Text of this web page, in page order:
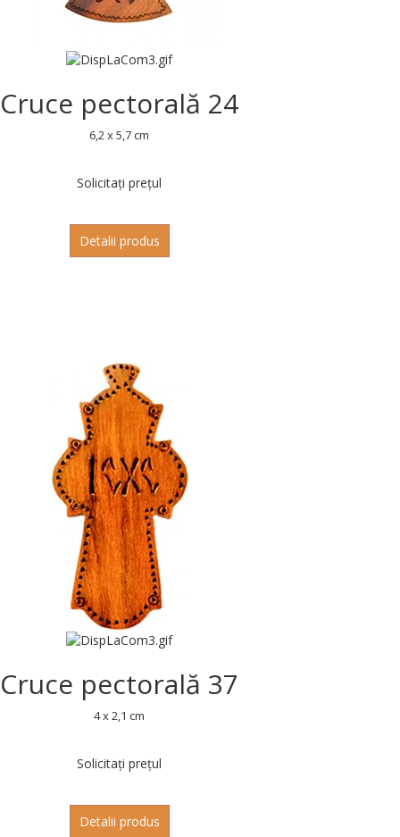
Cruce pectorală 24
6,2 x 5,7 cm
Solicitați prețul
Detalii produs
Cruce pectorală 37
4 x 2,1 cm
Solicitați prețul
Detalii produs